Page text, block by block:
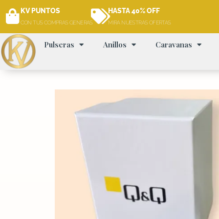
KV PUNTOS
CON TUS COMPRAS GENERAS
HASTA 40% OFF
MIRA NUESTRAS OFERTAS
Pulseras Anillos Caravanas